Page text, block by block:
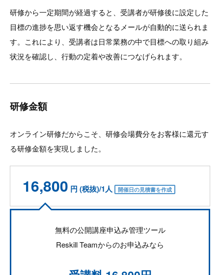
研修から一定期間が経過すると、受講者が研修後に設定した
目標の進捗を思い返す機会となるメールが自動的に送られま
す。これにより、受講者は日常業務の中で目標への取り組み
状況を確認し、行動の定着や改善につなげられます。
研修金額
オンライン研修だからこそ、研修会場費分をお客様に還元す
る研修金額を実現しました。
16,800 円 (税抜)/1人 開催日の見積書を作成
無料の公開講座申込み管理ツール
Reskill Teamからのお申込みなら